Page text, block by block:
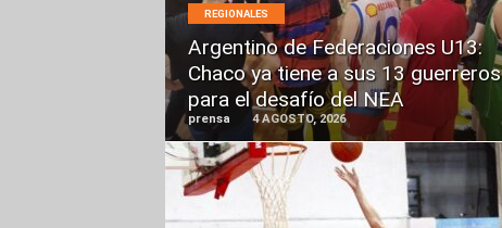
REGIONALES
Argentino de Federaciones U13:
Chaco ya tiene a sus 13 guerreros
para el desafío del NEA
prensa 4 AGOSTO, 2026
MÁS